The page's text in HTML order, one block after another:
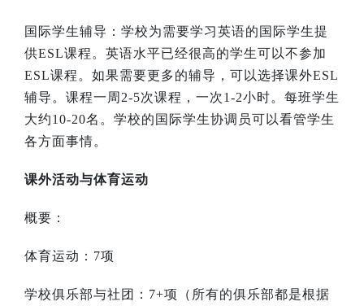
国际学生辅导：学校为需要学习英语的国际学生提
供ESL课程。英语水平已经很高的学生可以不参加
ESL课程。如果需要更多的辅导，可以选择课外ESL
辅导。课程一周 2-5次课程，一次1-2小时。每班学生
大约10-20名。学校的国际学生协调员可以看管学生
各方面事情。
课外活动与体育运动
概要：
体育运动： 7项
学校俱乐部与社团： 7+项（所有的俱乐部都是根据